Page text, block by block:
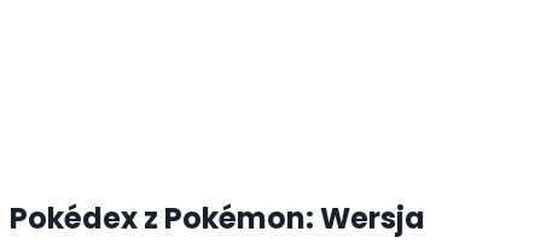
Pokédex z Pokémon: Wersja